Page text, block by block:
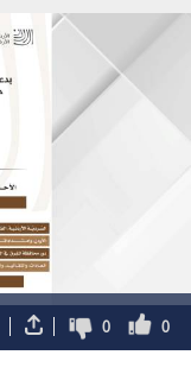
القومي
0
0